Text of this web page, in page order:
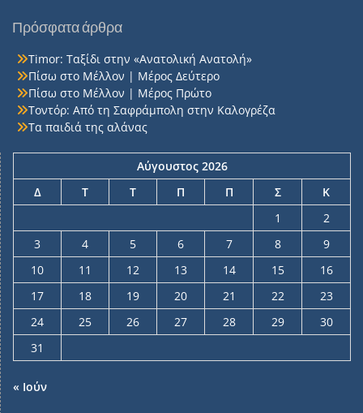
Πρόσφατα άρθρα
Timor: Ταξίδι στην «Ανατολική Ανατολή»
Πίσω στο Μέλλον | Μέρος Δεύτερο
Πίσω στο Μέλλον | Μέρος Πρώτο
Τοντόρ: Από τη Σαφράμπολη στην Καλογρέζα
Τα παιδιά της αλάνας
Αύγουστος 2026
Δ
Τ Τ Π Π Σ
Κ
1
2
3
4 5 6 7 8
9
10
11 12 13 14 15
16
17
18 19 20 21 22
23
24
25 26 27 28 29
30
31
« Ιούν